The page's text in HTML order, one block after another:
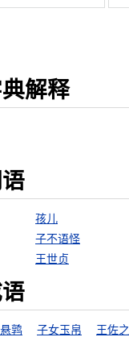
解释
孩儿
子不语怪
王世贞
鹑 子女玉帛 王佐